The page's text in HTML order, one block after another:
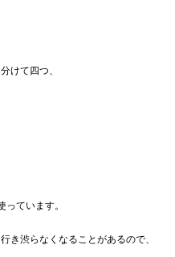
けて四つ、
ています。
き渋らなくなることがあるので、